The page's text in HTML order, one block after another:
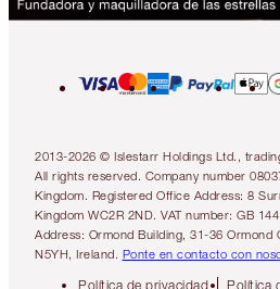
2013-2026 © Islestarr Holdings Ltd.,
All rights reserved. Company number
Kingdom. Registered Office Address: 8
Kingdom WC2R 2ND. VAT number: GB
Address: Ormond Building, 31-36 Ormond
N5YH, Ireland. Ponte en contacto con
Política de privacidad Política